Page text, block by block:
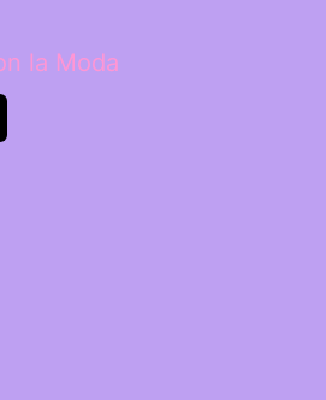
la Moda